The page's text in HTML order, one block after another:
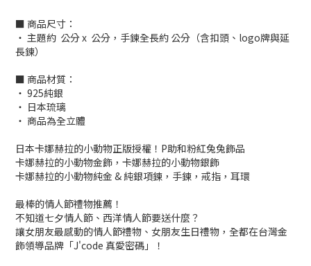
■ 商品尺寸：
‧ 主題約 公分 x 公分，手鍊全長約 公分（含扣頭、logo牌與延
長鍊）
■ 商品材質：
‧ 925純銀
‧ 日本琉璃
‧ 商品為全立體
日本卡娜赫拉的小動物正版授權！P助和粉紅兔兔飾品
卡娜赫拉的小動物金飾，卡娜赫拉的小動物銀飾
卡娜赫拉的小動物純金 & 純銀項鍊，手鍊，戒指，耳環
最棒的情人節禮物推薦！
不知道七夕情人節、西洋情人節要送什麼？
讓女朋友最感動的情人節禮物、女朋友生日禮物，全都在台灣金
飾領導品牌「J'code 真愛密碼」！